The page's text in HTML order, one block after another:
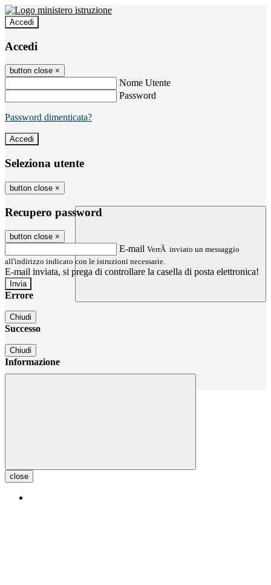
Accedi
Accedi
button close ×
Nome Utente
Password
Password dimenticata?
Seleziona utente
button close ×
Recupero password
button close ×
E-mail VerrÃ inviato un messaggio
all'indirizzo indicato con le istruzioni necessarie.
E-mail inviata, si prega di controllare la casella di posta elettronica!
Errore
Chiudi
Successo
Chiudi
Informazione
close